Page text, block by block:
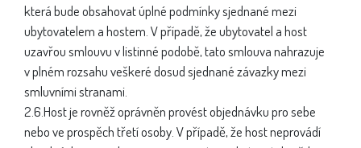
která bude obsahovat úplné podmínky sjednané mezi
ubytovatelem a hostem. V případě, že ubytovatel a host
uzavřou smlouvu v listinné podobě, tato smlouva nahrazuje
v plném rozsahu veškeré dosud sjednané závazky mezi
smluvními stranami.
2.6.Host je rovněž oprávněn provést objednávku pro sebe
nebo ve prospěch třetí osoby. V případě, že host neprovádí